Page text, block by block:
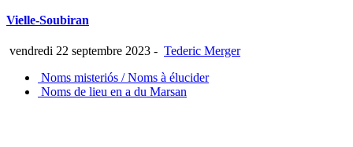
Vielle-Soubiran
vendredi 22 septembre 2023 - Tederic Merger
Noms misteriós / Noms à élucider
Noms de lieu en a du Marsan